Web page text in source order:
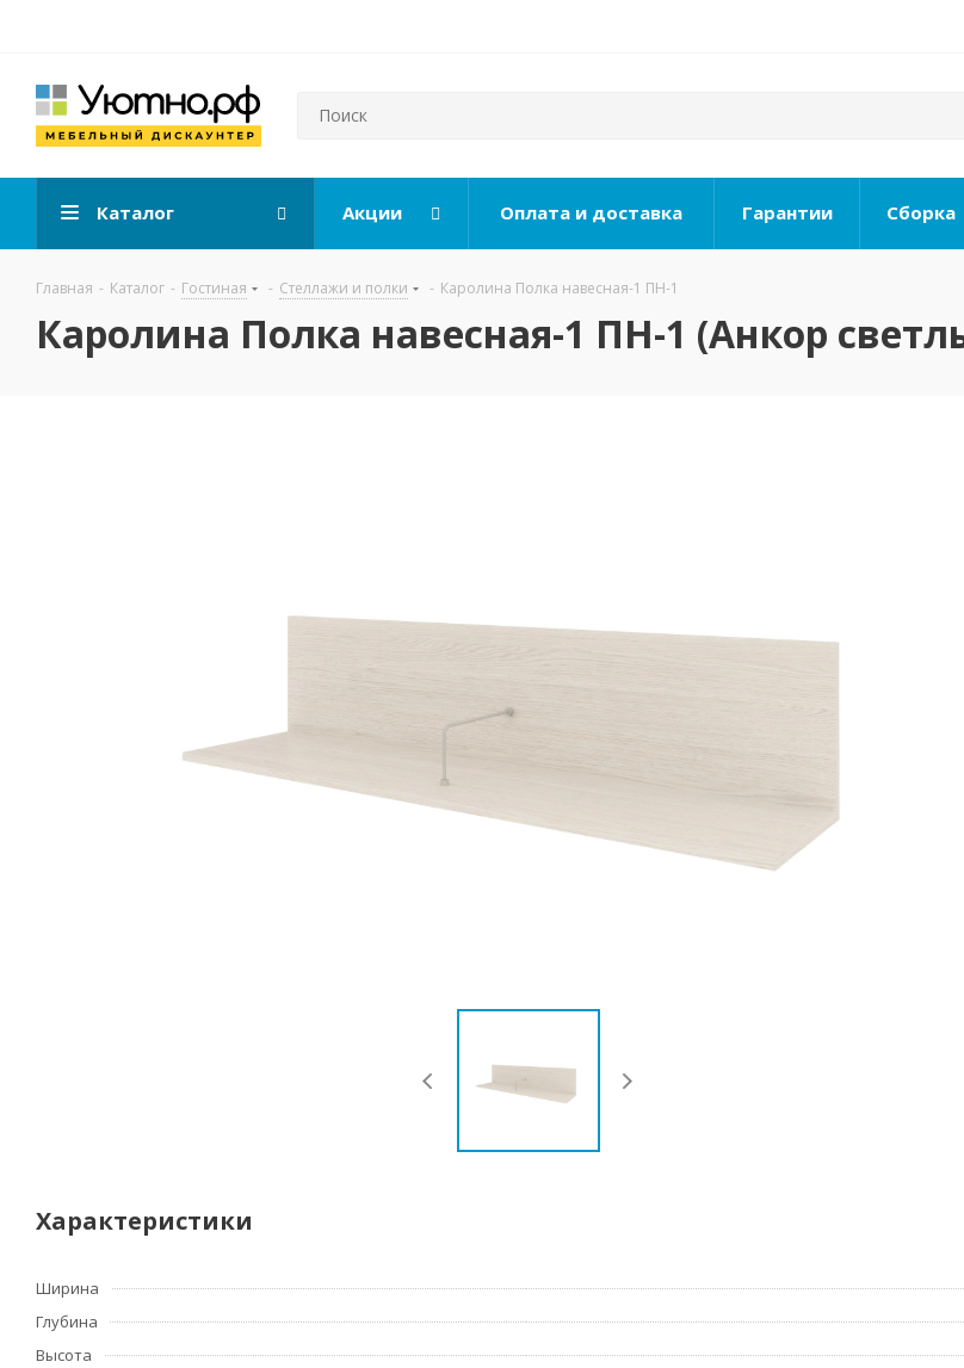
Каталог Акции Оплата и доставка Гарантии Сборка
Главная - Каталог - Гостиная - Стеллажи и полки - Каролина Полка навесная-1 ПН-1
Каролина Полка навесная-1 ПН-1 (Анкор
Характеристики
Ширина
Глубина
Высота